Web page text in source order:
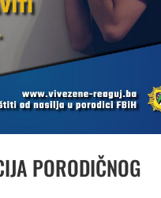
PORODIČNOG